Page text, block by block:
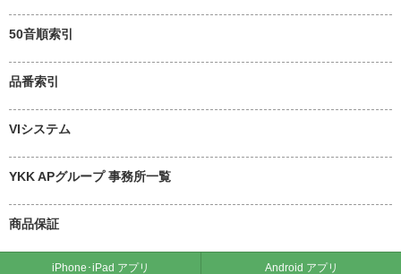
50音順索引
品番索引
VIシステム
YKK APグループ 事務所一覧
商品保証
iPhone･iPad アプリ Android アプリ